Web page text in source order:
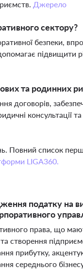
Джерело
сектору?
безпеки,
підвищити
та родинних
договорів,
консультації
Повний список
LIGA360.
податку на
права, що
створення
прибутку,
середнього